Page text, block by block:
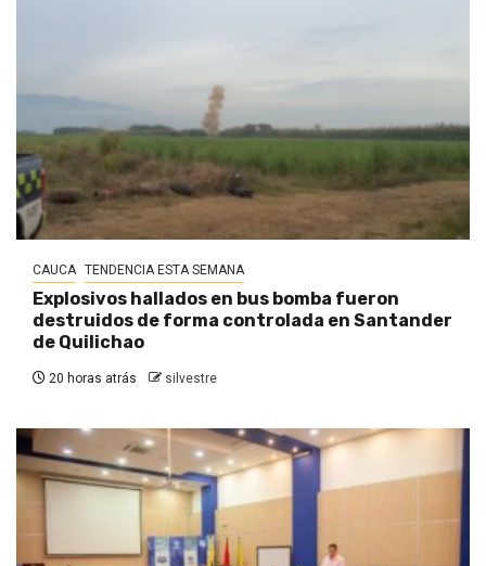
CAUCA TENDENCIA ESTA SEMANA
Explosivos hallados en bus bomba fueron
destruidos de forma controlada en Santander
de Quilichao
20 horas atrás silvestre